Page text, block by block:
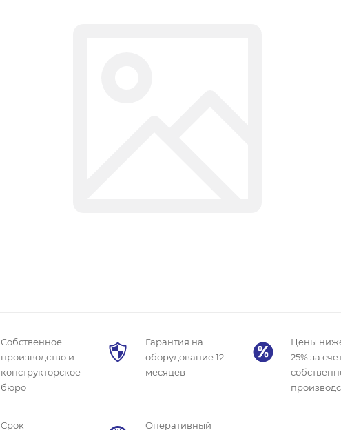
Собственное
производство и
конструкторское
бюро
Гарантия на
оборудование 12
месяцев
Цены
25% за
Cрок
Оперативный